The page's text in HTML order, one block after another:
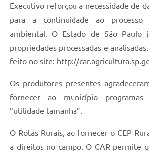
Executivo reforçou a necessidade de
para a continuidade ao processo
ambiental. O Estado de São Paulo
propriedades processadas e
feito no site: http://
Os produtores presentes
fornecer ao município
“utilidade tamanha”.
O Rotas Rurais, ao fornecer o CEP
a direitos no campo. O CAR permite